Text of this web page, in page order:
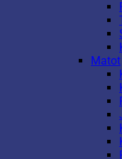
Matot